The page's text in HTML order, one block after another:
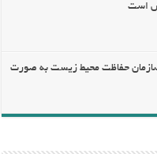
است
سازمان حفاظت محیط زیست به صورت